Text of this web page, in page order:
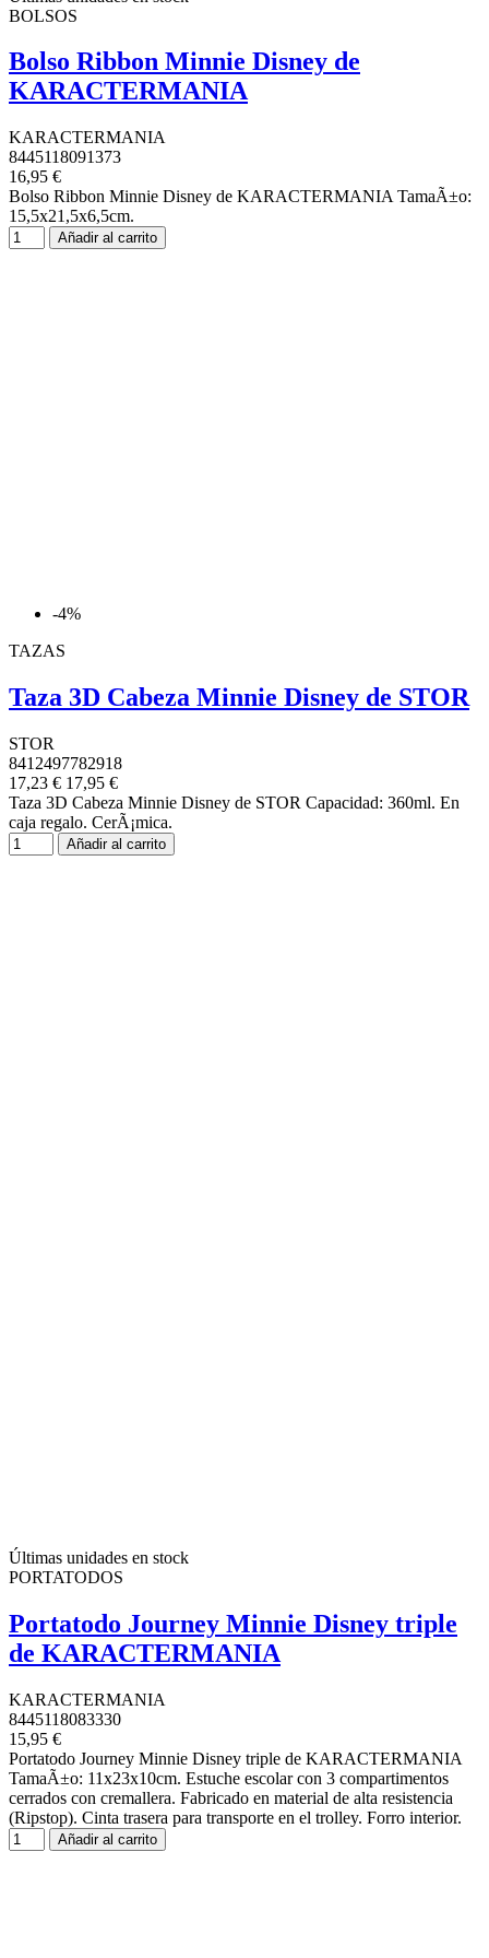
BOLSOS
Bolso Ribbon Minnie Disney de
KARACTERMANIA
KARACTERMANIA
8445118091373
16,95 €
Bolso Ribbon Minnie Disney de KARACTERMANIA TamaÃ±o:
15,5x21,5x6,5cm.
Añadir al carrito
-4%
TAZAS
Taza 3D Cabeza Minnie Disney de STOR
STOR
8412497782918
17,23 € 17,95 €
Taza 3D Cabeza Minnie Disney de STOR Capacidad: 360ml. En
caja regalo. CerÃ¡mica.
Añadir al carrito
Últimas unidades en stock
PORTATODOS
Portatodo Journey Minnie Disney triple
de KARACTERMANIA
KARACTERMANIA
8445118083330
15,95 €
Portatodo Journey Minnie Disney triple de KARACTERMANIA
TamaÃ±o: 11x23x10cm. Estuche escolar con 3 compartimentos
cerrados con cremallera. Fabricado en material de alta resistencia
(Ripstop). Cinta trasera para transporte en el trolley. Forro interior.
Añadir al carrito